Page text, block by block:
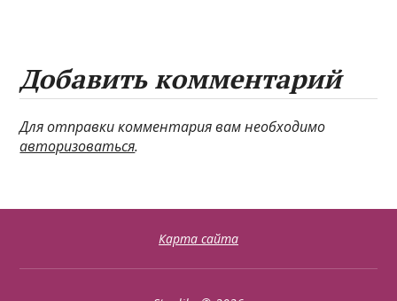
Добавить комментарий
Для отправки комментария вам необходимо
авторизоваться.
Карта сайта